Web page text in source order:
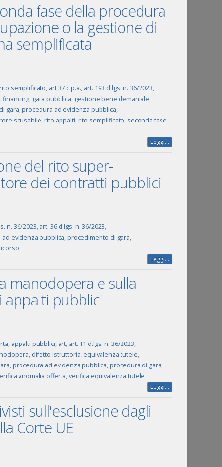
fase della procedura
o la gestione di
semplificata
semplificato, art 37 c.p.a., art. 193 d.lgs. n. 36/2023,
financing, gara pubblica, gestione bene demaniale,
gara,procedura ad evidenza pubblica,
scusabile,rito appalti,rito semplificato, seconda fase
Leggi...
del rito super-
dei contratti pubblici
n. 36/2023, art. 36 d.lgs. n. 36/2023,
evidenza pubblica,procedimento di gara,
Leggi...
manodopera e sulla
appalti pubblici
, appalti pubblici, art, art. 11 d.lgs. n. 36/2023,
, difetto istruttoria, equivalenza tutele,
,procedura ad evidenza pubblica,procedura di gara,
anomalia offerta,verifica equivalenza tutele
Leggi...
sull'esclusione dagli
Corte UE